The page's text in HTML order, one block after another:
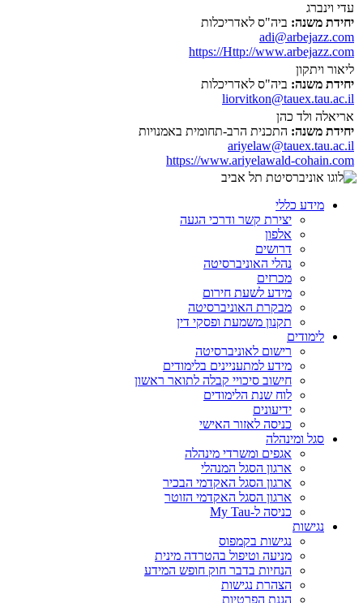
עדי וינברג
יחידת משנה: ביה"ס לאדריכלות
adi@arbejazz.com
https://Http://www.arbejazz.com
ליאור ויתקון
יחידת משנה: ביה"ס לאדריכלות
liorvitkon@tauex.tau.ac.il
אריאלה ולד כהן
יחידת משנה: התכנית הרב-תחומית באמנויות
ariyelaw@tauex.tau.ac.il
https://www.ariyelawald-cohain.com
מידע כללי
יצירת קשר ודרכי הגעה
אלפון
דרושים
נהלי האוניברסיטה
מכרזים
מידע לשעת חירום
מבקרת האוניברסיטה
תקנון משמעת ופסקי דין
לימודים
רישום לאוניברסיטה
מידע למתעניינים בלימודים
חישוב סיכויי קבלה לתואר ראשון
לוח שנת הלימודים
ידיעונים
כניסה לאזור האישי
סגל ומינהלה
אגפים ומשרדי מינהלה
ארגון הסגל המנהלי
ארגון הסגל האקדמי הבכיר
ארגון הסגל האקדמי הזוטר
כניסה ל-My Tau
נגישות
נגישות בקמפוס
מניעה וטיפול בהטרדה מינית
הנחיות בדבר חוק חופש המידע
הצהרת נגישות
הגנת הפרטיות